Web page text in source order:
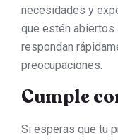
necesidades y
que estén abiertos
respondan
preocupaciones.
Cumple
Si esperas que tu